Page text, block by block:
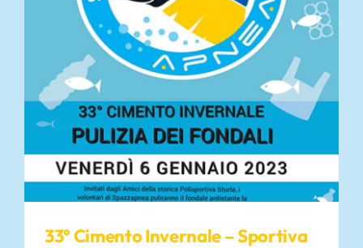
33° Cimento Invernale – Sportiva